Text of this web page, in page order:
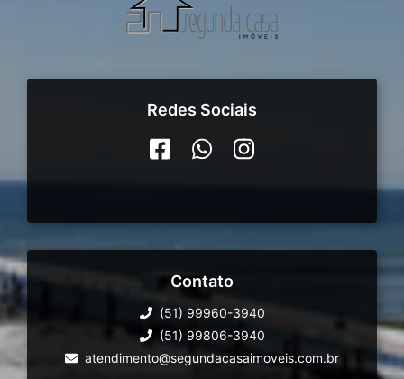
Redes Sociais
Contato
(51) 99960-3940
(51) 99806-3940
atendimento@segundacasaimoveis.com.br